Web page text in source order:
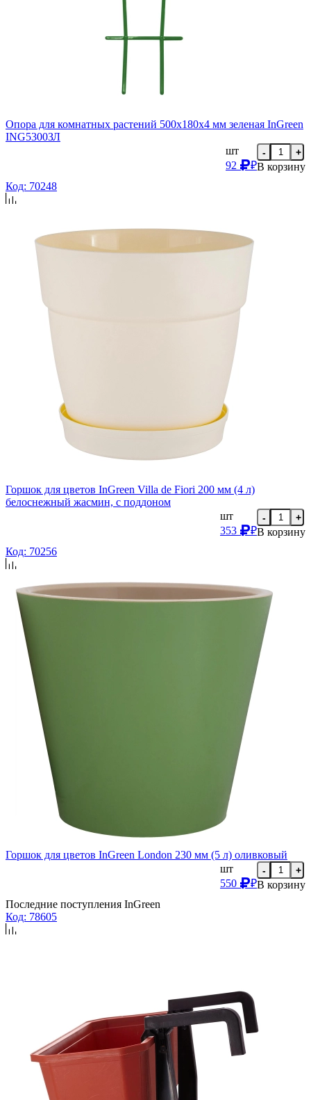
Опора для комнатных растений 500x180x4 мм зеленая InGreen
ING5300ЗЛ
шт
92
₽
- +
В корзину
Код: 70248
Горшок для цветов InGreen Villa de Fiori 200 мм (4 л)
белоснежный жасмин, с поддоном
шт
353
₽
- +
В корзину
Код: 70256
Горшок для цветов InGreen London 230 мм (5 л) оливковый
шт
550
₽
- +
В корзину
Последние поступления InGreen
Код: 78605